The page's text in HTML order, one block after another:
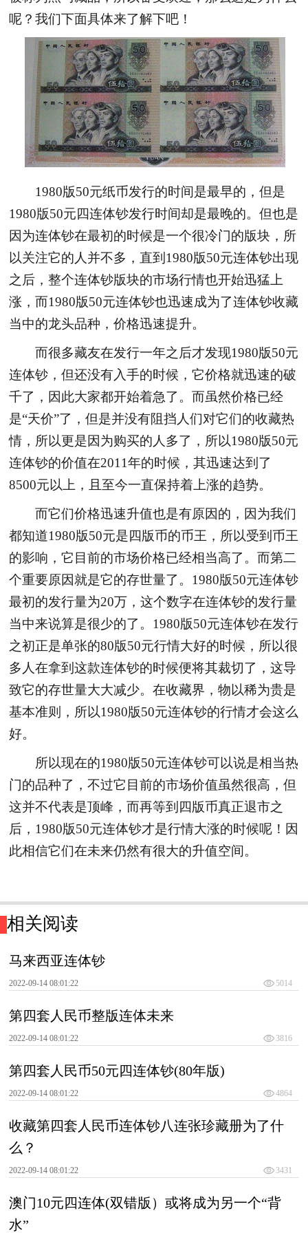
呢？我们下面具体来了解下吧！
1980版50元纸币发行的时间是最早的，但是
1980版50元四连体钞发行时间却是最晚的。但也是
因为连体钞在最初的时候是一个很冷门的版块，所
以关注它的人并不多，直到1980版50元连体钞出现
之后，整个连体钞版块的市场行情也开始迅猛上
涨，而1980版50元连体钞也迅速成为了连体钞收藏
当中的龙头品种，价格迅速提升。
而很多藏友在发行一年之后才发现1980版50元
连体钞，但还没有入手的时候，它价格就迅速的破
千了，因此大家都开始着急了。而虽然价格已经
是“天价”了，但是并没有阻挡人们对它们的收藏热
情，所以更是因为购买的人多了，所以1980版50元
连体钞的价值在2011年的时候，其迅速达到了
8500元以上，且至今一直保持着上涨的趋势。
而它们价格迅速升值也是有原因的，因为我们
都知道1980版50元是四版币的币王，所以受到币王
的影响，它目前的市场价格已经相当高了。而第二
个重要原因就是它的存世量了。1980版50元连体钞
最初的发行量为20万，这个数字在连体钞的发行量
当中来说算是很少的了。1980版50元连体钞在发行
之初正是单张的80版50元行情大好的时候，所以很
多人在拿到这款连体钞的时候便将其裁切了，这导
致它的存世量大大减少。在收藏界，物以稀为贵是
基本准则，所以1980版50元连体钞的行情才会这么
好。
所以现在的1980版50元连体钞可以说是相当热
门的品种了，不过它目前的市场价值虽然很高，但
这并不代表是顶峰，而再等到四版币真正退市之
后，1980版50元连体钞才是行情大涨的时候呢！因
此相信它们在未来仍然有很大的升值空间。
相关阅读
马来西亚连体钞
2022-09-14 08:01:22 5014
第四套人民币整版连体未来
2022-09-14 08:01:22 3816
第四套人民币50元四连体钞(80年版)
2022-09-14 08:01:22 4864
收藏第四套人民币连体钞八连张珍藏册为了什
么？
2022-09-14 08:01:22 3431
澳门10元四连体(双错版）或将成为另一个“背
水”